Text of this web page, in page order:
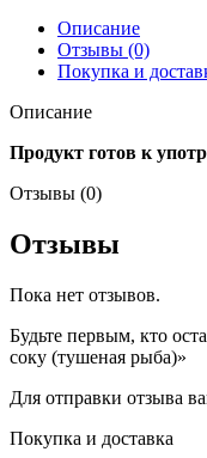
Описание
Отзывы (0)
Покупка и
Описание
Продукт готов к
Отзывы (0)
Отзывы
Пока нет отзывов.
Будьте первым, кто
соку (тушеная рыба)»
Для отправки отзыва
Покупка и доставка